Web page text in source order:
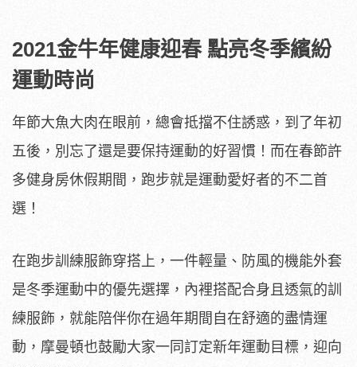
2021金牛年健康迎春 點亮冬季繽紛
運動時尚
年節大魚大肉在眼前，總會抵擋不住誘惑，到了年初
五後，別忘了還是要保持運動的好習慣！而在春節許
多健身房休假期間，跑步就是運動愛好者的不二首
選！
在跑步訓練服飾穿搭上，一件輕量、防風的機能外套
是冬季運動中的優先選擇，內裡搭配合身且透氣的訓
練服飾，就能陪伴你在過年期間自在舒適的盡情運
動，摩曼頓也鼓勵大家一同訂定新年運動目標，迎向